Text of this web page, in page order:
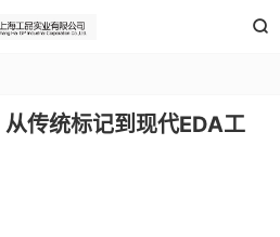

传统标记到现代EDA工